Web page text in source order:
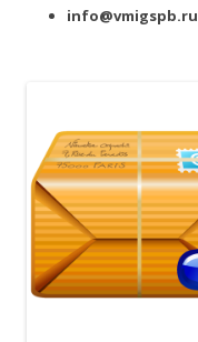
info@vmigspb.ru